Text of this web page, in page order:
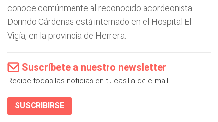
conoce comúnmente al reconocido acordeonista
Dorindo Cárdenas está internado en el Hospital El
Vigía, en la provincia de Herrera.
Suscríbete a nuestro newsletter
Recibe todas las noticias en tu casilla de e-mail.
SUSCRIBIRSE